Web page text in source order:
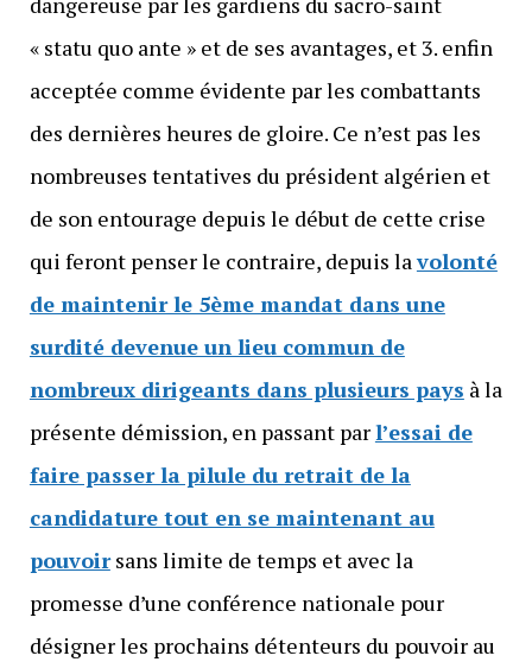
« statu quo ante » et de ses avantages, et 3. enfin
acceptée comme évidente par les combattants
des dernières heures de gloire. Ce n’est pas les
nombreuses tentatives du président algérien et
de son entourage depuis le début de cette crise
qui feront penser le contraire, depuis lavolonté
de maintenir le 5ème mandat dans une
surdité devenue un lieu commun de
nombreux dirigeants dans plusieurs pays à la
présente démission, en passant parl’essai de
faire passer la pilule du retrait de la
candidature tout en se maintenant au
pouvoirsans limite de temps et avec la
promesse d’une conférence nationale pour
désigner les prochains détenteurs du pouvoir au